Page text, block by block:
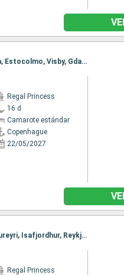
Itinerario : Copenhague, Warnemunde, Bornholm, Gdansk, Visby, Tallin, Helsinki, Tallin, Estocolmo, Visby, Gdansk, Bornholm, Arhus, Copenhague
Regal Princess
16 d
Camarote estándar
Copenhague
22/05/2027
Itinerario : Copenhague, Skagen, Hardangerfjord, Skjolden, Olden, Seydisfjordhur, Akureyri, Isafjordhur, Reykjavik, Isafjordhur, Akureyri, Seydisfjordhur, Islas Orcadas, Invergordon, Edimbourg, Brujas, Southampton, Cornwall, Cobh, Dun Laoghaire, Belfast, Greenock, Southampton, Brujas, Amsterdam, Hamburgo, Skagen, Copenhague
Regal Princess